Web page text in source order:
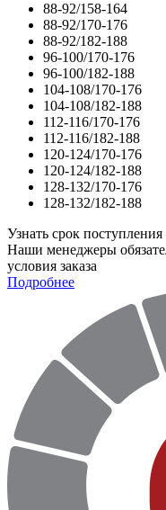
88-92/158-164
88-92/170-176
88-92/182-188
96-100/170-176
96-100/182-188
104-108/170-176
104-108/182-188
112-116/170-176
112-116/182-188
120-124/170-176
120-124/182-188
128-132/170-176
128-132/182-188
Узнать срок поступления
Наши менеджеры
условия заказа
Подробнее